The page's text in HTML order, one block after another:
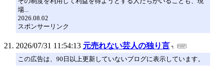
場...
2026.08.02
スポンサーリンク
2026/07/31 11:54:13 元売れない芸人の独り言
この広告は、90日以上更新していないブログに表示しています。